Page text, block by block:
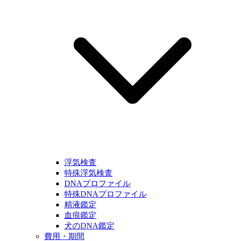
浮気検査
特殊浮気検査
DNAプロファイル
特殊DNAプロファイル
精液鑑定
血痕鑑定
犬のDNA鑑定
費用・期間